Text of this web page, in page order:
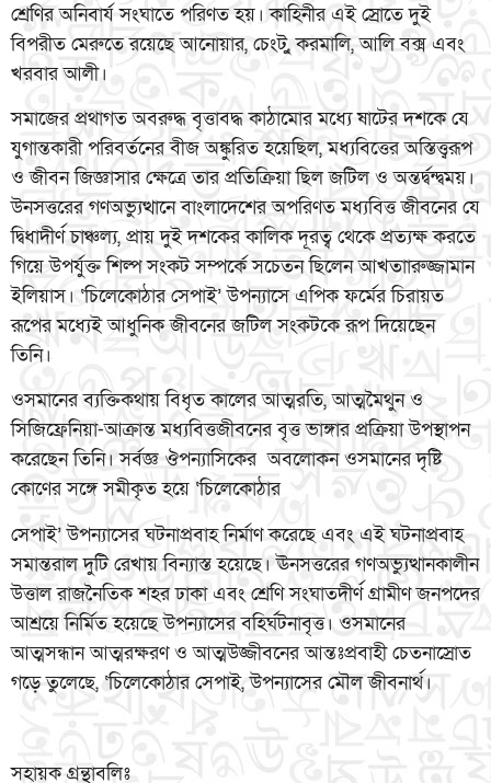
শ্রেণির অনিবার্য সংঘাতে পরিণত হয়। কাহিনীর এই স্রোতে দুই
বিপরীত মেরুতে রয়েছে আনোয়ার, চেংট,ু করমালি, আলি বক্স এবং
খরবার আলী।
সমাজের প্রথাগত অবরুদ্ধ বৃত্তাবদ্ধ কাঠামোর মধ্যে ষাটের দশকে যে
যুগান্তকারী পরিবর্তনের বীজ অঙ্কুরিত হয়েছিল, মধ্যবিত্তের অস্তিত্ত্বরূপ
ও জীবন জিজ্ঞাসার ক্ষেত্রে তার প্রতিক্রিয়া ছিল জটিল ও অন্তর্দ্বন্দ্বময়।
উনসত্তরের গণঅভ্যুত্থানে বাংলাদেশের অপরিণত মধ্যবিত্ত জীবনের যে
দ্বিধাদীর্ণ চাঞ্চল্য, প্রায় দুই দশকের কালিক দূরত্ব থেকে প্রত্যক্ষ করতে
গিয়ে উপর্যুক্ত শিল্প সংকট সম্পর্কে সচেতন ছিলেন আখতাারুজ্জামান
ইলিয়াস। ‘চিলেকোঠার সেপাই’ উপন্যাসে এপিক ফর্মের চিরায়ত
রূপের মধ্যেই আধুনিক জীবনের জটিল সংকটকে রূপ দিয়েছেন
তিনি।
ওসমানের ব্যক্তিকথায় বিধৃত কালের আত্মরতি, আত্মমৈথুন ও
সিজিফ্রেনিয়া-আক্রান্ত মধ্যবিত্তজীবনের বৃত্ত ভাঙ্গার প্রক্রিয়া উপস্থাপন
করেছেন তিনি। সর্বজ্ঞ ঔপন্যাসিকের অবলোকন ওসমানের দৃষ্টি
কোণের সঙ্গে সমীকৃত হয়ে ‘চিলেকোঠার
সেপাই’ উপন্যাসের ঘটনাপ্রবাহ নির্মাণ করেছে এবং এই ঘটনাপ্রবাহ
সমান্তরাল দুটি রেখায় বিন্যাস্ত হয়েছে। ঊনসত্তরের গণঅভ্যুত্থানকালীন
উত্তাল রাজনৈতিক শহর ঢাকা এবং শ্রেণি সংঘাতদীর্ণ গ্রামীণ জনপদের
আশ্রয়ে নির্মিত হয়েছে উপন্যাসের বহির্ঘটনাবৃত্ত। ওসমানের
আত্মসন্ধান আত্মরক্ষরণ ও আত্মউজ্জীবনের আন্তঃপ্রবাহী চেতনাস্রোত
গড়ে তুলেছে, ‘চিলেকোঠার সেপাই, উপন্যাসের মৌল জীবনার্থ।
সহায়ক গ্রন্থাবলিঃ